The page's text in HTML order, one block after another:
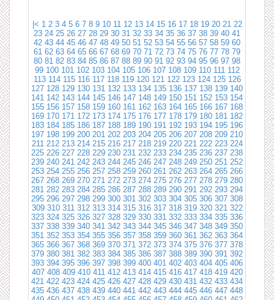
|< 1 2 3 4 5 6 7 8 9 10 11 12 13 14 15 16 17 18 19 20 21 22
23 24 25 26 27 28 29 30 31 32 33 34 35 36 37 38 39 40 41
42 43 44 45 46 47 48 49 50 51 52 53 54 55 56 57 58 59 60
61 62 63 64 65 66 67 68 69 70 71 72 73 74 75 76 77 78 79
80 81 82 83 84 85 86 87 88 89 90 91 92 93 94 95 96 97 98
99 100 101 102 103 104 105 106 107 108 109 110 111 112
113 114 115 116 117 118 119 120 121 122 123 124 125 126
127 128 129 130 131 132 133 134 135 136 137 138 139 140
141 142 143 144 145 146 147 148 149 150 151 152 153 154
155 156 157 158 159 160 161 162 163 164 165 166 167 168
169 170 171 172 173 174 175 176 177 178 179 180 181 182
183 184 185 186 187 188 189 190 191 192 193 194 195 196
197 198 199 200 201 202 203 204 205 206 207 208 209 210
211 212 213 214 215 216 217 218 219 220 221 222 223 224
225 226 227 228 229 230 231 232 233 234 235 236 237 238
239 240 241 242 243 244 245 246 247 248 249 250 251 252
253 254 255 256 257 258 259 260 261 262 263 264 265 266
267 268 269 270 271 272 273 274 275 276 277 278 279 280
281 282 283 284 285 286 287 288 289 290 291 292 293 294
295 296 297 298 299 300 301 302 303 304 305 306 307 308
309 310 311 312 313 314 315 316 317 318 319 320 321 322
323 324 325 326 327 328 329 330 331 332 333 334 335 336
337 338 339 340 341 342 343 344 345 346 347 348 349 350
351 352 353 354 355 356 357 358 359 360 361 362 363 364
365 366 367 368 369 370 371 372 373 374 375 376 377 378
379 380 381 382 383 384 385 386 387 388 389 390 391 392
393 394 395 396 397 398 399 400 401 402 403 404 405 406
407 408 409 410 411 412 413 414 415 416 417 418 419 420
421 422 423 424 425 426 427 428 429 430 431 432 433 434
435 436 437 438 439 440 441 442 443 444 445 446 447 448